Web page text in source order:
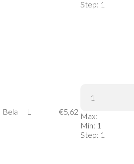
Step: 1
Bela L €5,62 Max:
Min: 1
Step: 1